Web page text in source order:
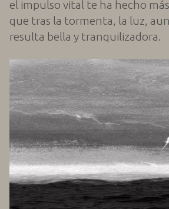
el impulso vital te ha hecho
que tras la tormenta, la luz,
resulta bella y tranquilizadora.